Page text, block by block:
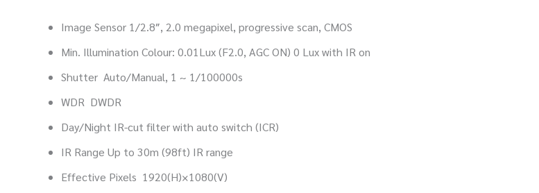
Image Sensor 1/2.8″, 2.0 megapixel, progressive scan, CMOS
Min. Illumination Colour: 0.01Lux (F2.0, AGC ON) 0 Lux with IR on
Shutter Auto/Manual, 1 ~ 1/100000s
WDR DWDR
Day/Night IR-cut filter with auto switch (ICR)
IR Range Up to 30m (98ft) IR range
Effective Pixels 1920(H)×1080(V)